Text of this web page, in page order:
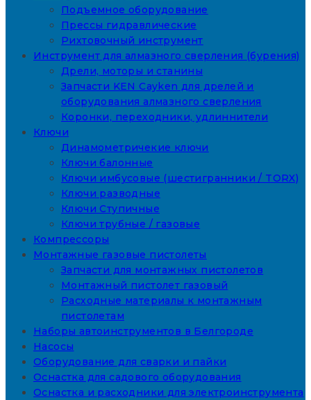
Подъемное оборудование
Прессы гидравлические
Рихтовочный инструмент
Инструмент для алмазного сверления (бурения)
Дрели, моторы и станины
Запчасти KEN Cayken для дрелей и
оборудования алмазного сверления
Коронки, переходники, удлиннители
Ключи
Динамометричекие ключи
Ключи балонные
Ключи имбусовые (шестигранники / TORX)
Ключи разводные
Ключи Ступичные
Ключи трубные / газовые
Компрессоры
Монтажные газовые пистолеты
Запчасти для монтажных пистолетов
Монтажный пистолет газовый
Расходные материалы к монтажным
пистолетам
Наборы автоинструментов в Белгороде
Насосы
Оборудование для сварки и пайки
Оснастка для садового оборудования
Оснастка и расходники для электроинструмента